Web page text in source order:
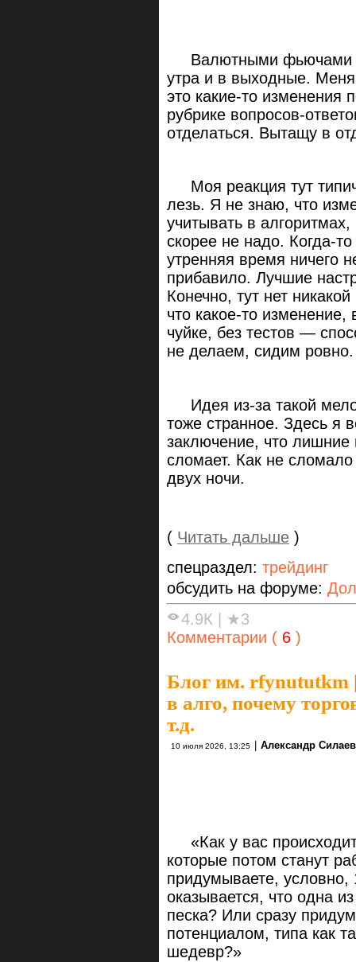
Валютными фьючами
утра и в выходные.
это какие-то
рубрике вопросов-
отделаться. Вытащу в
Моя реакция тут
лезь. Я не знаю, что
учитывать в
скорее не надо. Когда-
утренняя время ничего
прибавило. Лучшие
Конечно, тут нет
что какое-то изменение,
чуйке, без тестов —
не делаем, сидим ровно.
Идея из-за такой
тоже странное. Здесь я
заключение, что лишние
сломает. Как не
двух ночи.
( Читать дальше )
спецраздел: трейдинг
обсудить на форуме:
4.9К
★3
Комментарии ( 6 )
Блог им. rfynututkm
в алго, почему
т.д.
10 июля 2026, 13:25 Александр Силаев
«Как у вас происходит
которые потом станут
придумываете, условно,
оказывается, что одна
песка? Или сразу
потенциалом, типа как
шедевр?»